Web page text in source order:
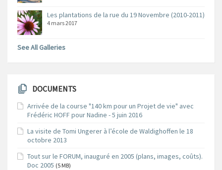
Les plantations de la rue du 19 Novembre (2010-2011)
4 mars 2017
See All Galleries
DOCUMENTS
Arrivée de la course "140 km pour un Projet de vie" avec
Frédéric HOFF pour Nadine - 5 juin 2016
La visite de Tomi Ungerer à l’école de Waldighoffen le 18
octobre 2013
Tout sur le FORUM, inauguré en 2005 (plans, images, coûts).
Doc 2005 (5 MB)